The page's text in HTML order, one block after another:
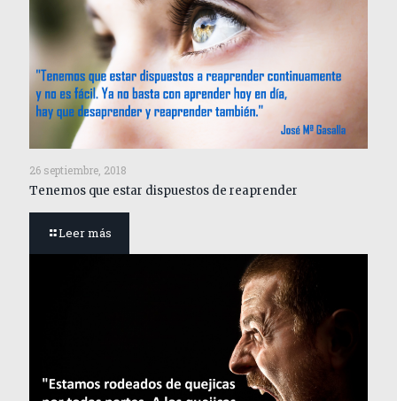
26 septiembre, 2018
Tenemos que estar dispuestos de reaprender
Leer más